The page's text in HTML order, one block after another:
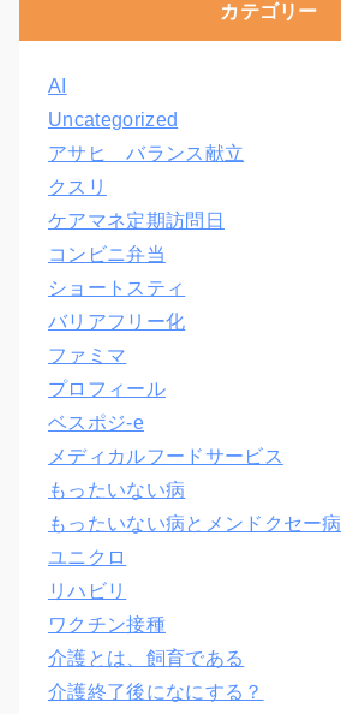
カテゴリー
AI
Uncategorized
アサヒ バランス献立
クスリ
ケアマネ定期訪問日
コンビニ弁当
ショートスティ
バリアフリー化
ファミマ
プロフィール
ベスポジ-e
メディカルフードサービス
もったいない病
もったいない病とメンドクセー病
ユニクロ
リハビリ
ワクチン接種
介護とは、飼育である
介護終了後になにする？